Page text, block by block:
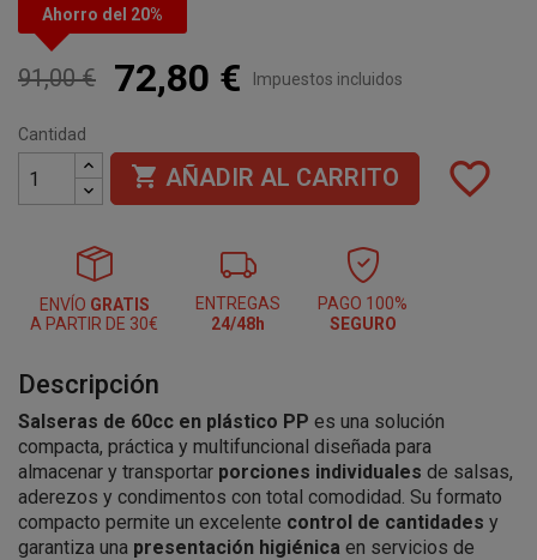
Ahorro del 20%
91,00 € 72,80 € Impuestos incluidos
Cantidad
 AÑADIR AL CARRITO favorite_border
ENVÍO GRATIS
A PARTIR DE 30€
ENTREGAS
24/48h
PAGO 100%
SEGURO
Descripción
Salseras de 60cc en plástico PP es una solución
compacta, práctica y multifuncional diseñada para
almacenar y transportar porciones individuales de salsas,
aderezos y condimentos con total comodidad. Su formato
compacto permite un excelente control de cantidades y
garantiza una presentación higiénica en servicios de